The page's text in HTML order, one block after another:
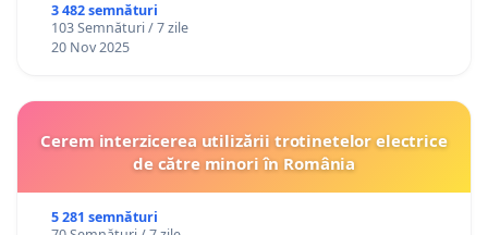
3 482 semnături
103 Semnături / 7 zile
20 Nov 2025
Cerem interzicerea utilizării trotinetelor electrice
de către minori în România
5 281 semnături